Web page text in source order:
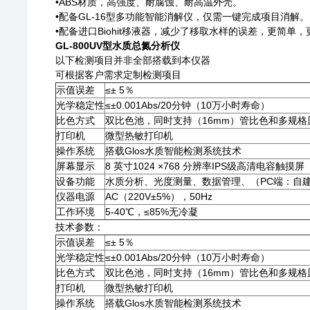
•配备GL-16型多功能智能消解仪，仅需一键完成项目消解。
•配备进口Biohit移液器，减少了移取水样的误差，更简单，
GL-800UV型水质总氮分析仪
以下检测项目并非全部搭载到本仪器
可根据客户需求定制检测项目
示值误差
≤± 5％
光学稳定性≤±0.001Abs/20分钟（10万小时寿命）
比色方式
双比色池，同时支持（16mm）管比色和多规格
打印机
微型热敏打印机
操作系统
搭载Glos水质智能检测系统技术
屏幕显示
8 英寸1024 ×768 分辨率IPS级高清电容触摸屏
设备功能
水质分析、光度测量、数据管理、（PC端：自
仪器电源
AC（220V±5%），50Hz
工作环境
5-40℃，≤85%无冷凝
技术参数：
示值误差
≤± 5％
光学稳定性≤±0.001Abs/20分钟（10万小时寿命）
比色方式
双比色池，同时支持（16mm）管比色和多规格
打印机
微型热敏打印机
操作系统
搭载Glos水质智能检测系统技术